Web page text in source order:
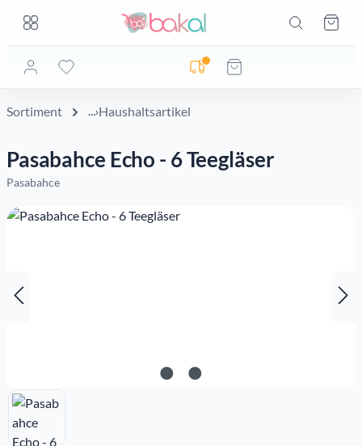
Zum Hauptinhalt springen
Lieferadresse noch nicht geprüft
Sortiment Haushaltsartikel
Pasabahce Echo - 6 Teegläser
Pasabahce
Bildergalerie überspringen